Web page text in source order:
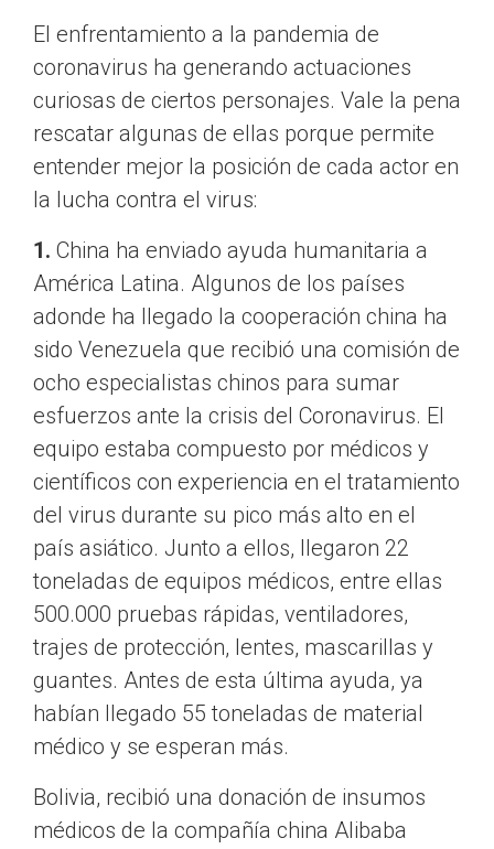
El enfrentamiento a la pandemia de
coronavirus ha generando actuaciones
curiosas de ciertos personajes. Vale la pena
rescatar algunas de ellas porque permite
entender mejor la posición de cada actor en
la lucha contra el virus:
1. China ha enviado ayuda humanitaria a
América Latina. Algunos de los países
adonde ha llegado la cooperación china ha
sido Venezuela que recibió una comisión de
ocho especialistas chinos para sumar
esfuerzos ante la crisis del Coronavirus. El
equipo estaba compuesto por médicos y
científicos con experiencia en el tratamiento
del virus durante su pico más alto en el
país asiático. Junto a ellos, llegaron 22
toneladas de equipos médicos, entre ellas
500.000 pruebas rápidas, ventiladores,
trajes de protección, lentes, mascarillas y
guantes. Antes de esta última ayuda, ya
habían llegado 55 toneladas de material
médico y se esperan más.
Bolivia, recibió una donación de insumos
médicos de la compañía china Alibaba